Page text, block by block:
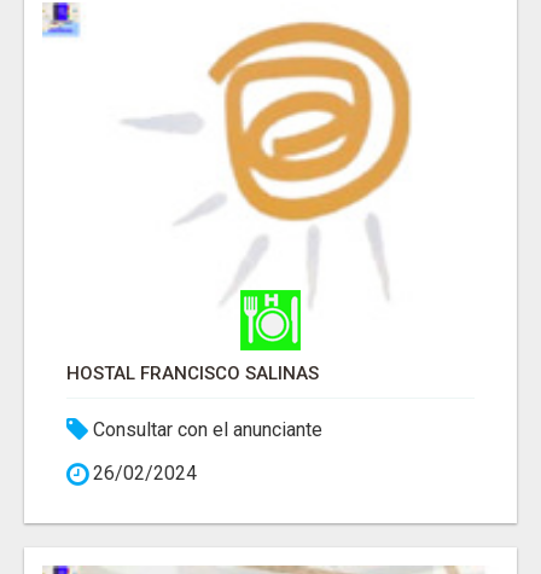
HOSTAL FRANCISCO SALINAS
Consultar con el anunciante
26/02/2024